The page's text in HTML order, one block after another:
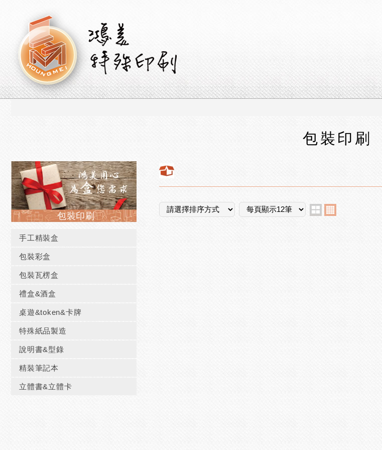
包裝印刷
包裝印刷
手工精裝盒
包裝彩盒
包裝瓦楞盒
禮盒&酒盒
桌遊&token&卡牌
特殊紙品製造
說明書&型錄
精裝筆記本
立體書&立體卡
two